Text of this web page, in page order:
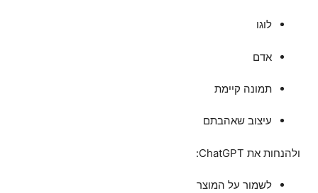
לוגו
אדם
תמונה קיימת
עיצוב שאהבתם
ולהנחות את ChatGPT:
לשמור על המוצר